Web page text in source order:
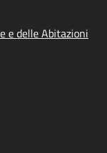
e delle Abitazioni